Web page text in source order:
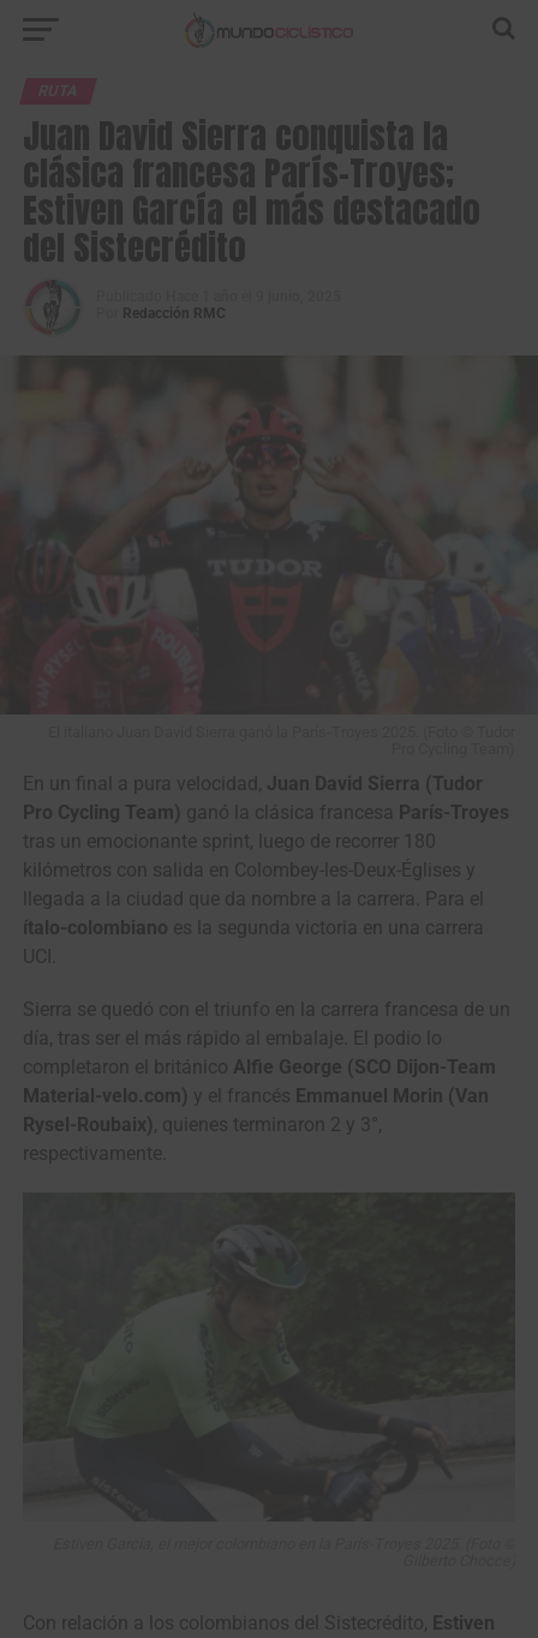
RUTA
Juan David Sierra conquista la
clásica francesa París-Troyes;
Estiven García el más destacado
del Sistecrédito
Redacción RMC
En un final a pura velocidad, Juan David Sierra (Tudor
Pro Cycling Team) ganó la clásica francesa París-Troyes
tras un emocionante sprint, luego de recorrer 180
kilómetros con salida en Colombey-les-Deux-Églises y
llegada a la ciudad que da nombre a la carrera. Para el
ítalo-colombiano es la segunda victoria en una carrera
UCI.
Sierra se quedó con el triunfo en la carrera francesa de un
día, tras ser el más rápido al embalaje. El podio lo
completaron el británico Alfie George (SCO Dijon-Team
Material-velo.com) y el francés Emmanuel Morin (Van
Rysel-Roubaix), quienes terminaron 2 y 3°,
respectivamente.
Con relación a los colombianos del Sistecrédito, Estiven